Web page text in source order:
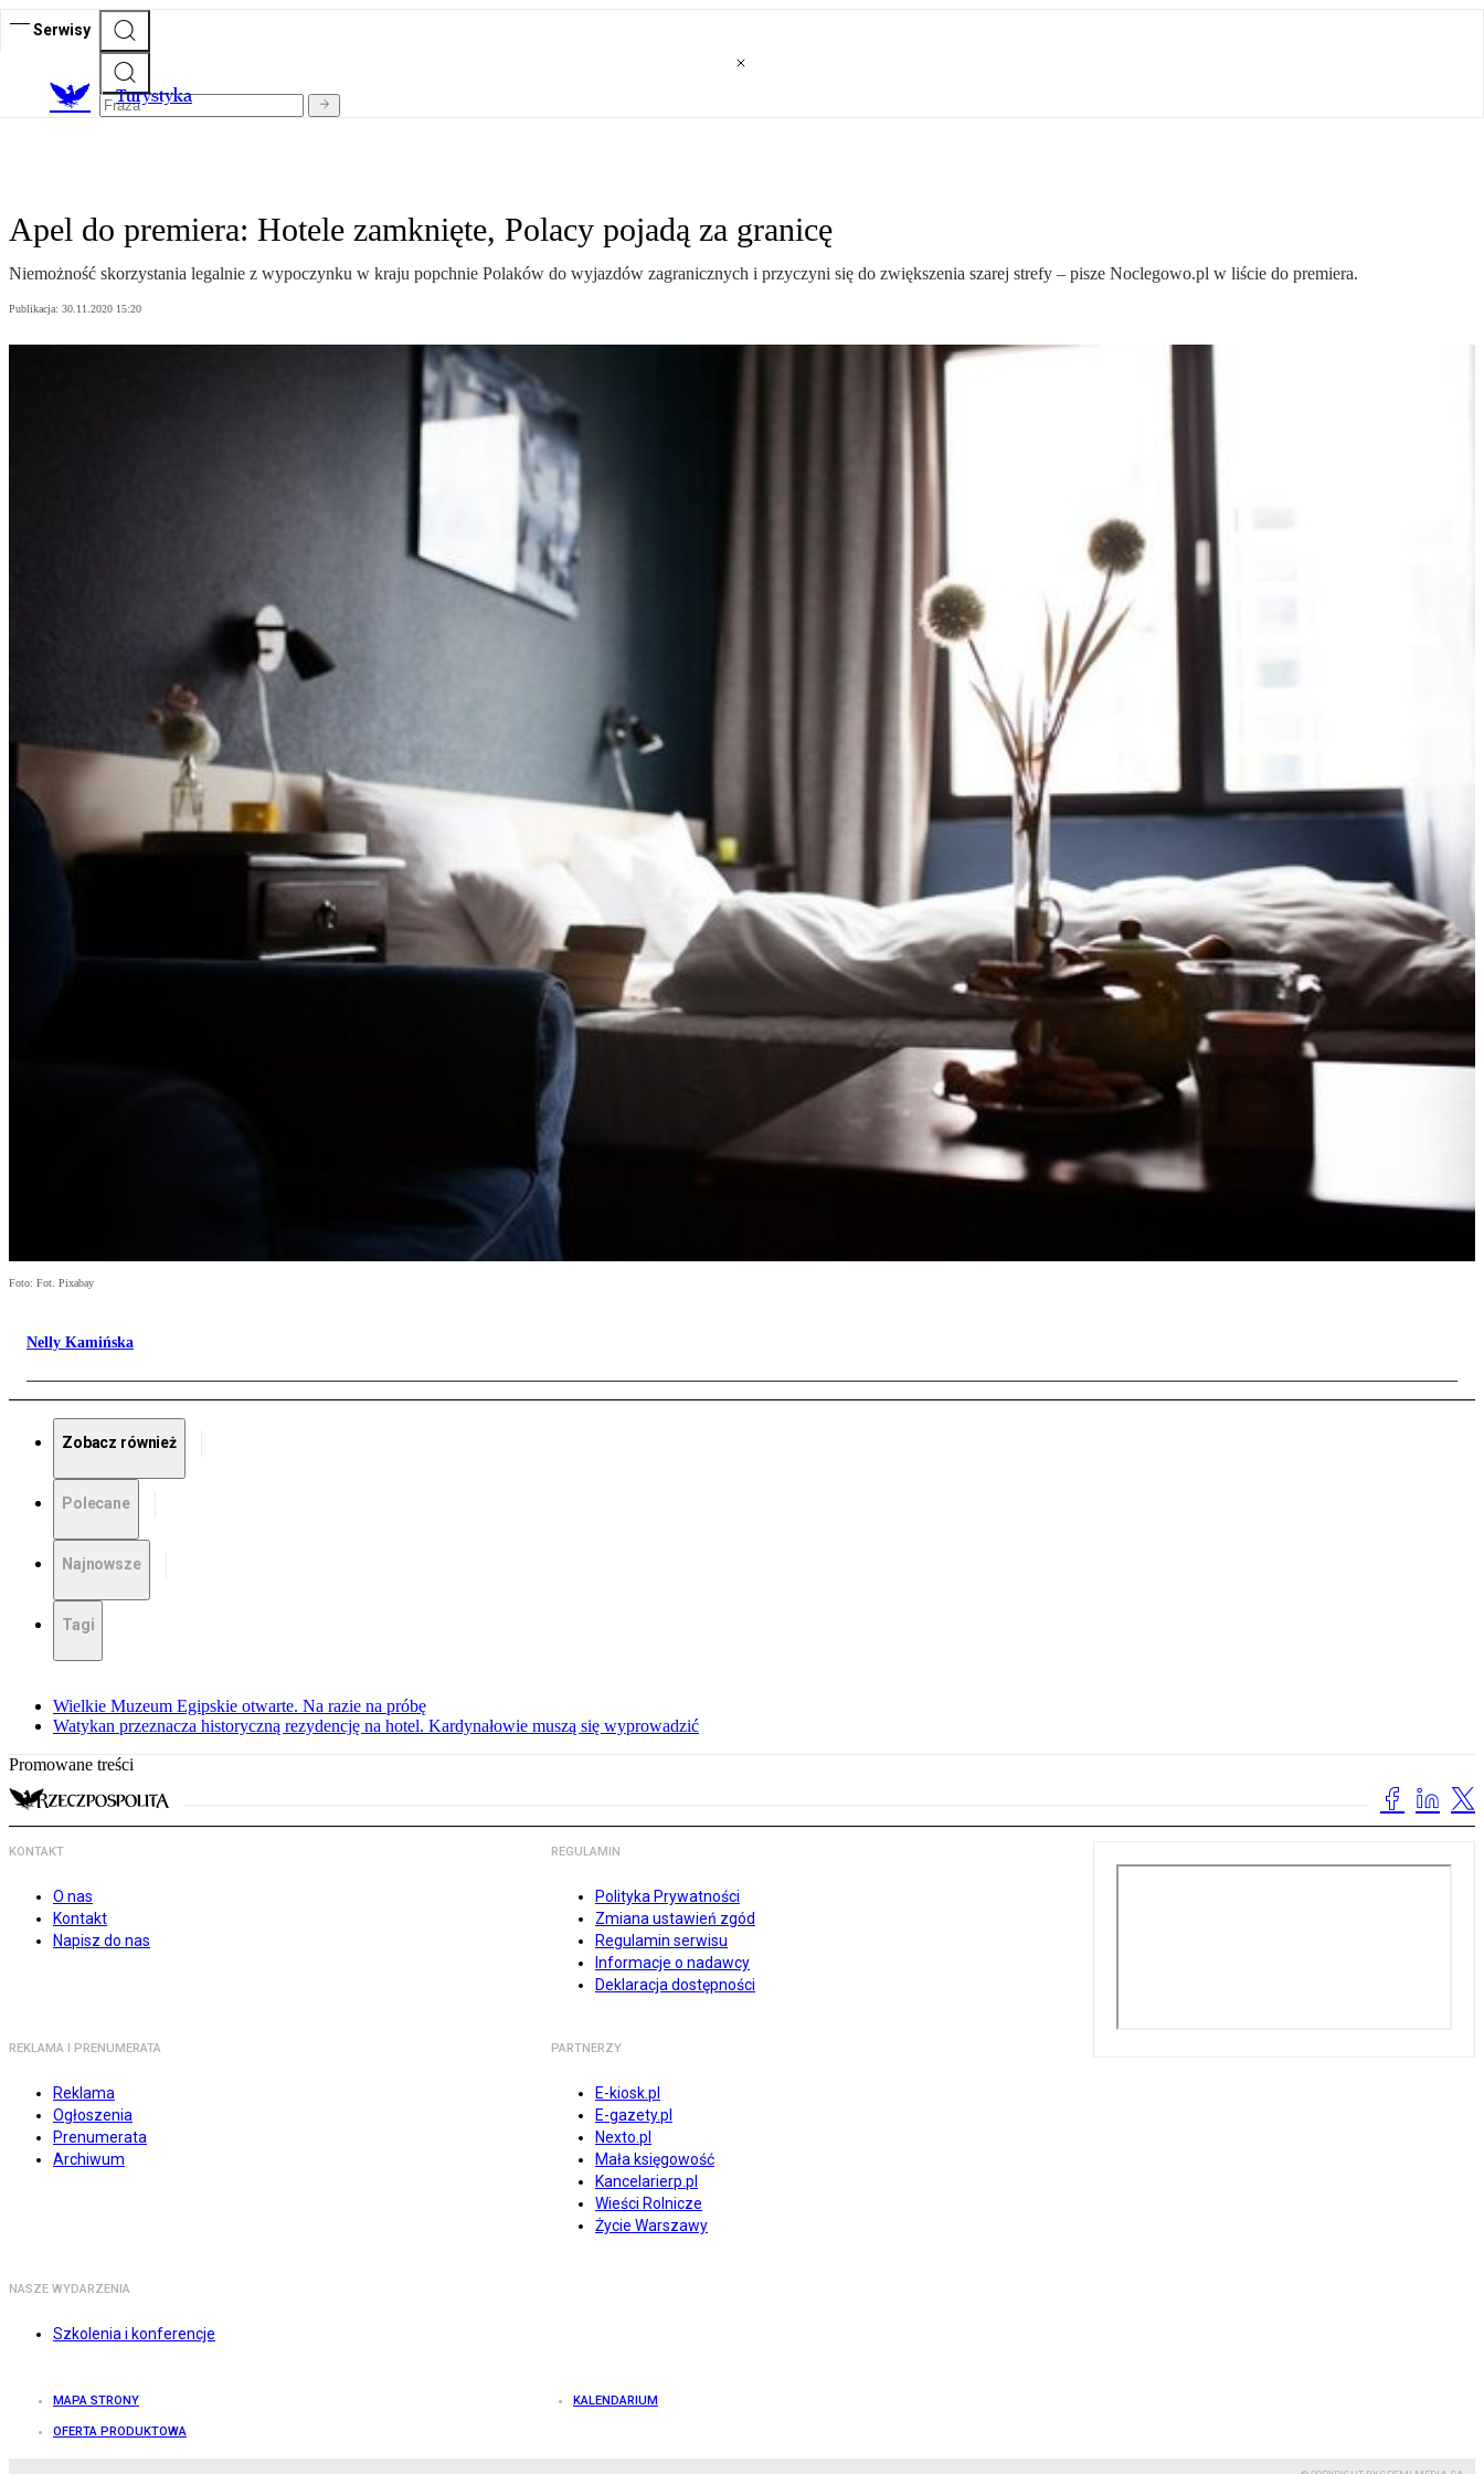
Serwisy
Turystyka
Apel do premiera: Hotele zamknięte, Polacy pojadą za granicę
Niemożność skorzystania legalnie z wypoczynku w kraju popchnie Polaków do wyjazdów zagranicznych i przyczyni się do zwiększenia szarej strefy – pisze Noclegowo.pl w liście do premiera.
Publikacja: 30.11.2020 15:20
Foto: Fot. Pixabay
Nelly Kamińska
Zobacz również
Polecane
Najnowsze
Tagi
Wielkie Muzeum Egipskie otwarte. Na razie na próbę
Watykan przeznacza historyczną rezydencję na hotel. Kardynałowie muszą się wyprowadzić
Promowane treści
KONTAKT
O nas
Kontakt
Napisz do nas
REGULAMIN
Polityka Prywatności
Zmiana ustawień zgód
Regulamin serwisu
Informacje o nadawcy
Deklaracja dostępności
REKLAMA I PRENUMERATA
Reklama
Ogłoszenia
Prenumerata
Archiwum
PARTNERZY
E-kiosk.pl
E-gazety.pl
Nexto.pl
Mała księgowość
Kancelarierp.pl
Wieści Rolnicze
Życie Warszawy
NASZE WYDARZENIA
Szkolenia i konferencje
MAPA STRONY KALENDARIUM
OFERTA PRODUKTOWA